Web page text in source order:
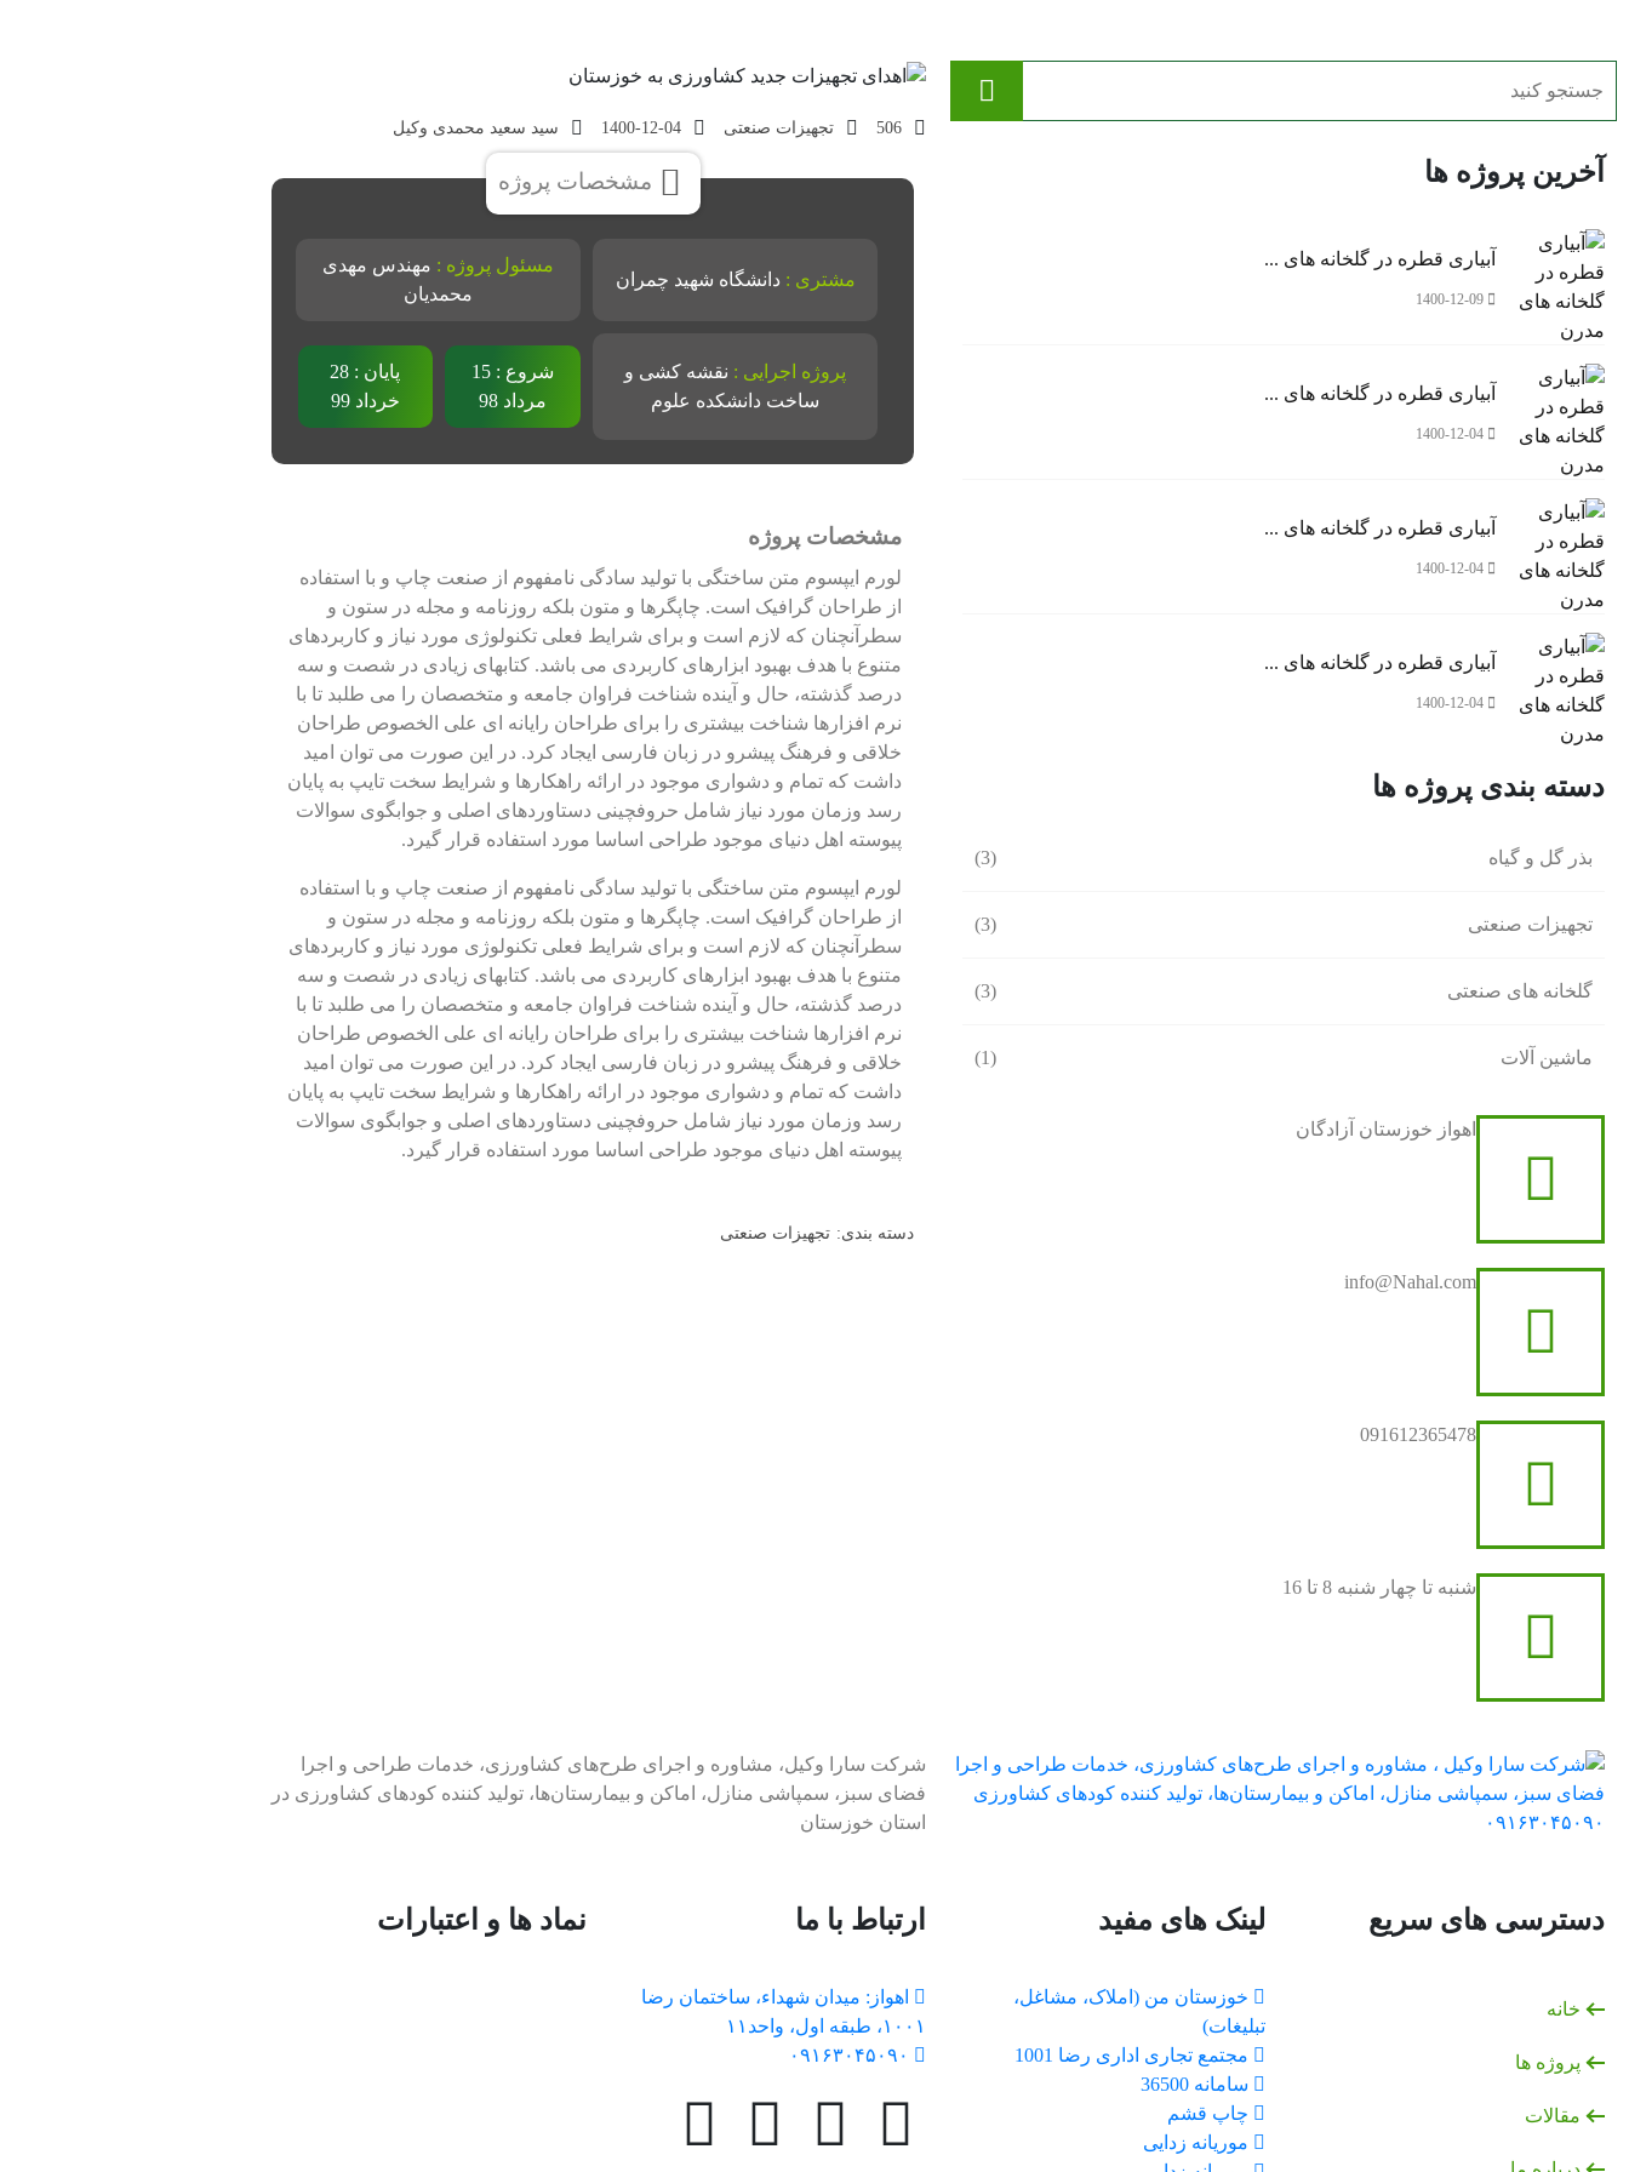
آخرین پروژه ها
آبیاری قطره در گلخانه های ...
آبیاری قطره در گلخانه های ...
آبیاری قطره در گلخانه های ...
آبیاری قطره در گلخانه های ...
دسته بندی پروژه ها
بذر گل و گیاه (3)
تجهیزات صنعتی (3)
گلخانه های صنعتی (3)
ماشین آلات (1)
اهواز خوزستان آزادگان
info@Nahal.com
091612365478
شنبه تا چهار شنبه 8 تا 16
506 تجهیزات صنعتی 1400-12-04 سید سعید محمدی وکیل
مشخصات پروژه
مشتری : دانشگاه شهید چمران
مسئول پروژه : مهندس مهدی
محمدیان
پروژه اجرایی : نقشه کشی و
ساخت دانشکده علوم
شروع : 15
مرداد 98
پایان : 28
خرداد 99
مشخصات پروژه
لورم ایپسوم متن ساختگی با تولید سادگی نامفهوم از صنعت چاپ و با استفاده
از طراحان گرافیک است. چاپگرها و متون بلکه روزنامه و مجله در ستون و
سطرآنچنان که لازم است و برای شرایط فعلی تکنولوژی مورد نیاز و کاربردهای
متنوع با هدف بهبود ابزارهای کاربردی می باشد. کتابهای زیادی در شصت و سه
درصد گذشته، حال و آینده شناخت فراوان جامعه و متخصصان را می طلبد تا با
نرم افزارها شناخت بیشتری را برای طراحان رایانه ای علی الخصوص طراحان
خلاقی و فرهنگ پیشرو در زبان فارسی ایجاد کرد. در این صورت می توان امید
داشت که تمام و دشواری موجود در ارائه راهکارها و شرایط سخت تایپ به پایان
رسد وزمان مورد نیاز شامل حروفچینی دستاوردهای اصلی و جوابگوی سوالات
پیوسته اهل دنیای موجود طراحی اساسا مورد استفاده قرار گیرد.
لورم ایپسوم متن ساختگی با تولید سادگی نامفهوم از صنعت چاپ و با استفاده
از طراحان گرافیک است. چاپگرها و متون بلکه روزنامه و مجله در ستون و
سطرآنچنان که لازم است و برای شرایط فعلی تکنولوژی مورد نیاز و کاربردهای
متنوع با هدف بهبود ابزارهای کاربردی می باشد. کتابهای زیادی در شصت و سه
درصد گذشته، حال و آینده شناخت فراوان جامعه و متخصصان را می طلبد تا با
نرم افزارها شناخت بیشتری را برای طراحان رایانه ای علی الخصوص طراحان
خلاقی و فرهنگ پیشرو در زبان فارسی ایجاد کرد. در این صورت می توان امید
داشت که تمام و دشواری موجود در ارائه راهکارها و شرایط سخت تایپ به پایان
رسد وزمان مورد نیاز شامل حروفچینی دستاوردهای اصلی و جوابگوی سوالات
پیوسته اهل دنیای موجود طراحی اساسا مورد استفاده قرار گیرد.
دسته بندی: تجهیزات صنعتی
شرکت سارا وکیل، مشاوره و اجرای طرح‌های کشاورزی، خدمات طراحی و اجرا
فضای سبز، سمپاشی منازل، اماکن و بیمارستان‌ها، تولید کننده کودهای کشاورزی در
استان خوزستان
دسترسی های سریع
خانه
پروژه ها
مقالات
لینک های مفید
خوزستان من (املاک، مشاغل،
تبلیغات)
مجتمع تجاری اداری رضا 1001
سامانه 36500
چاپ قشم
موریانه زدایی
ارتباط با ما
اهواز: میدان شهداء، ساختمان رضا
۱۰۰۱، طبقه اول، واحد۱۱
۰۹۱۶۳۰۴۵۰۹۰
نماد ها و اعتبارات